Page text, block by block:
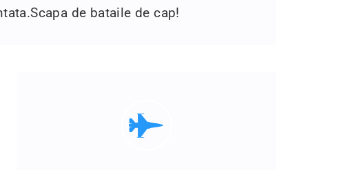
de bataile de cap!